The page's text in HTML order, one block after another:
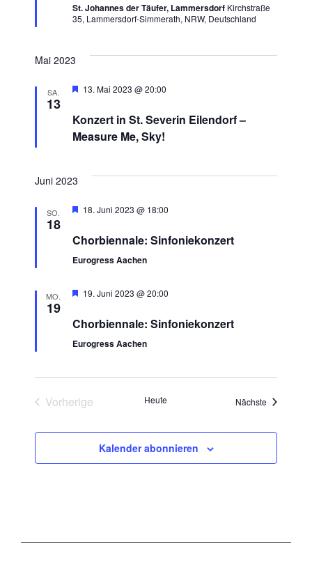
St. Johannes der Täufer, Lammersdorf Kirchstraße
35, Lammersdorf-Simmerath, NRW, Deutschland
Mai 2023
SA.
13
Hervorgehoben
13. Mai 2023 @ 20:00
Konzert in St. Severin Eilendorf –
Measure Me, Sky!
Juni 2023
SO.
18
Hervorgehoben
18. Juni 2023 @ 18:00
Chorbiennale: Sinfoniekonzert
Eurogress Aachen
MO.
19
Hervorgehoben
19. Juni 2023 @ 20:00
Chorbiennale: Sinfoniekonzert
Eurogress Aachen
Vorherige
Heute Nächste
Kalender abonnieren